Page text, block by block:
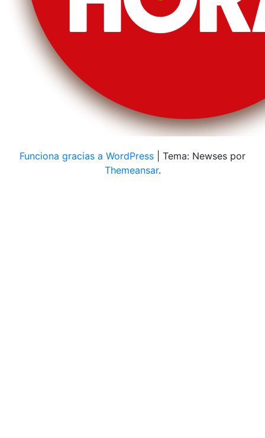
Funciona gracias a WordPress
Tema: Newses por
Themeansar.